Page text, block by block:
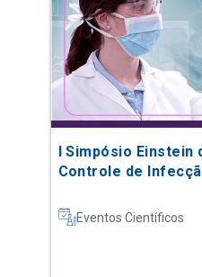
I Simpósio
Controle de
Eventos Científicos